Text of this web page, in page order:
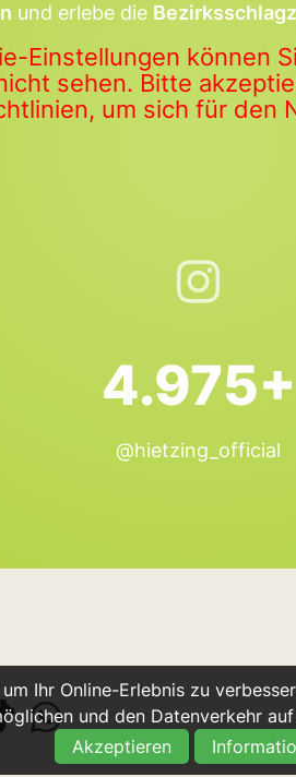
Ihr Online-Erlebnis zu
und den Datenverkehr
Akzeptieren
und erlebe die
Einstellungen können
sehen. Bitte
um sich für den
4.975+
@hietzing_official